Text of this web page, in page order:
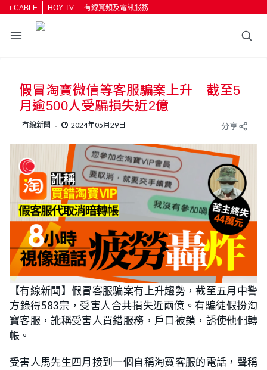
i-CABLE HOY TV 有線寬頻及電訊服務
假冒淘寶微信等客服騙案上升 截至5
月逾500人受騙損失近2億
有線新聞 2024年05月29日 分享
【有線新聞】假冒客服騙案有上升趨勢，截至五月中警
方錄得583宗，受害人合共損失近兩億。有騙徒假扮淘
寶客服，訛稱受害人買錯服務，戶口被鎖，誘使他們轉
帳。
受害人馬先生四月接到一個自稱淘寶客服的電話，聲稱